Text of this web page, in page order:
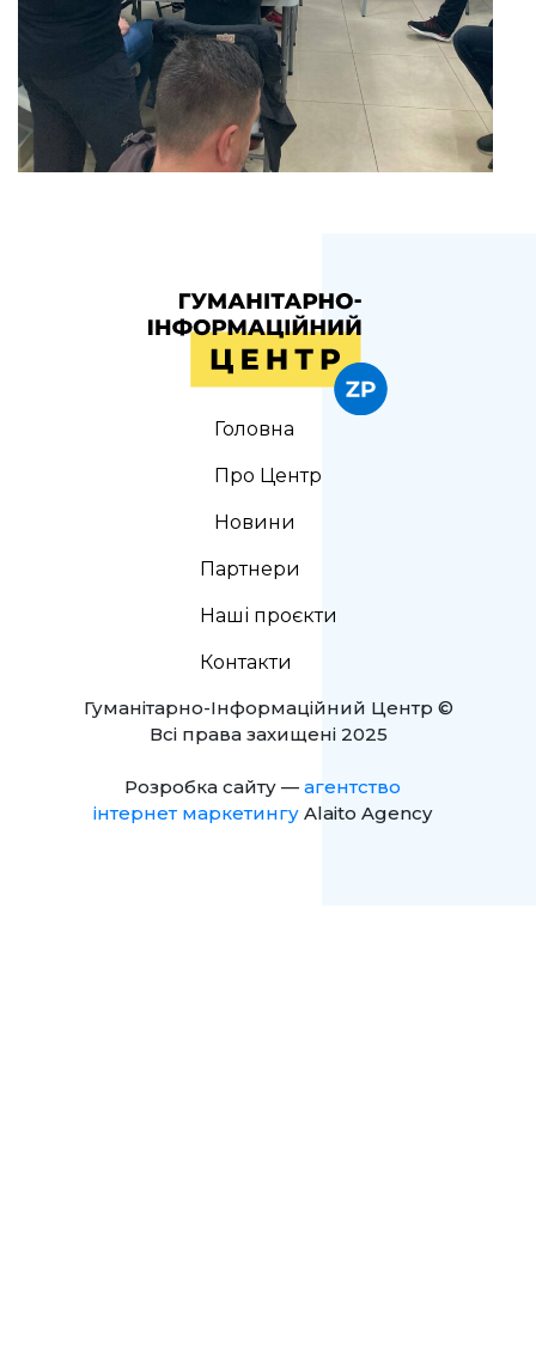
Головна
Про Центр
Новини
Партнери
Наші проєкти
Контакти
Гуманітарно-Інформаційний Центр ©
Всі права захищені 2025
Розробка сайту — агентство
інтернет маркетингу Alaito Agency